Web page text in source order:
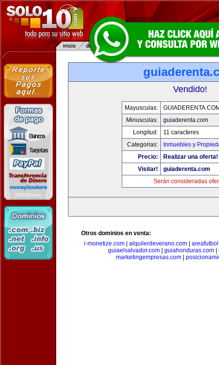
Vendido!
Mayusculas:
Minusculas:
guiaderenta.com
Longitud:
11 caracteres
Categorias:
Inmuebles y
Precio:
Realizar una oferta!
Visitar!
guiaderenta.com
Serán consideradas
Otros dominios en venta:
i-monetize.com
alquilerdeverano.com
guiaelsalvador.com| guiahonduras.com|
marketingempresas.com